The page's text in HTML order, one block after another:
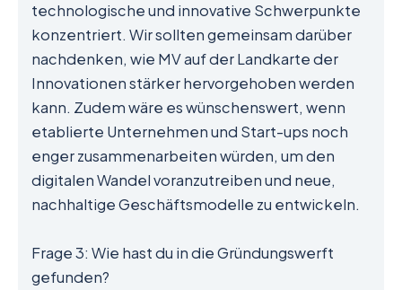
technologische und innovative Schwerpunkte
konzentriert. Wir sollten gemeinsam darüber
nachdenken, wie MV auf der Landkarte der
Innovationen stärker hervorgehoben werden
kann. Zudem wäre es wünschenswert, wenn
etablierte Unternehmen und Start-ups noch
enger zusammenarbeiten würden, um den
digitalen Wandel voranzutreiben und neue,
nachhaltige Geschäftsmodelle zu entwickeln.
Frage 3: Wie hast du in die Gründungswerft
gefunden?